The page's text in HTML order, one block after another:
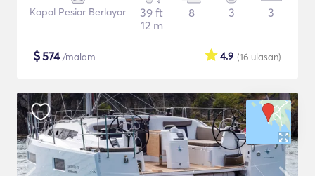
Kapal Pesiar Berlayar
39 ft
12 m
8 3 3
$574/malam (16 ulasan)
4.9